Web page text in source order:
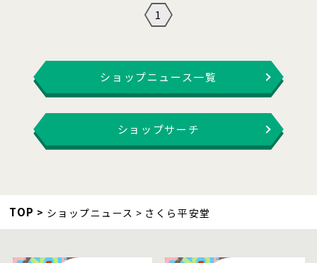
1
ショップニュース一覧
ショップサーチ
TOP ショップニュース さくら平安堂